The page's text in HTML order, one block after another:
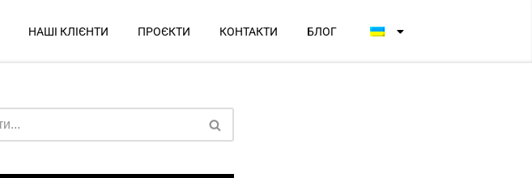
НАШІ КЛІЄНТИ ПРОЄКТИ КОНТАКТИ БЛОГ